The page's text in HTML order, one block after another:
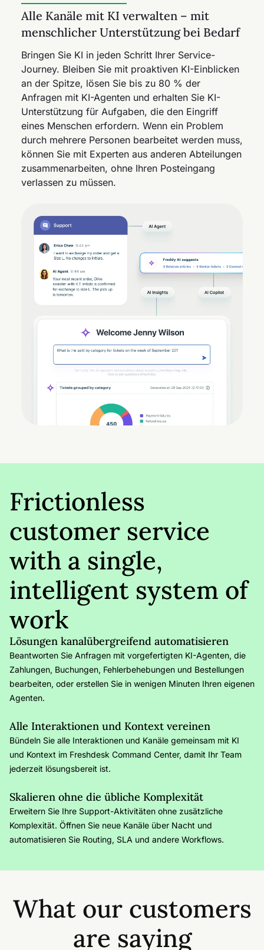
Alle Kanäle mit KI verwalten – mit
menschlicher Unterstützung bei Bedarf
Bringen Sie KI in jeden Schritt Ihrer Service-
Journey. Bleiben Sie mit proaktiven KI-Einblicken
an der Spitze, lösen Sie bis zu 80 % der
Anfragen mit KI-Agenten und erhalten Sie KI-
Unterstützung für Aufgaben, die den Eingriff
eines Menschen erfordern. Wenn ein Problem
durch mehrere Personen bearbeitet werden muss,
können Sie mit Experten aus anderen Abteilungen
zusammenarbeiten, ohne Ihren Posteingang
verlassen zu müssen.
Kontext behalten, wenn Kunden den
Kanal wechseln
Behalten Sie den Kontext mithilfe von KI-
Zusammenfassungen und Interaktionsverläufen,
damit Kunden sich nie wiederholen müssen.
Erhalten Sie zusätzliche Einblicke aus
Abrechnungs-, CRM- und Analyse-Apps, um bei
der Problemlösung auf das vollständige
Kundenprofil zuzugreifen.
Neue Kanäle mühelos öffnen und
skalieren
Aktivieren Sie neue Kanäle einfach und richten
Sie kanalspezifische KI-Agenten, SLA und
Automatisierungen mit herausragender Flexibilität
ein. Legen Sie Regeln fest, die Anfragen neu
zuweisen, automatisch antworten und eskalieren.
Verfolgen Sie wichtige Kennzahlen wie CSAT,
Lösungen bei Erstkontakt und
Konversationstrends nach Kanal. Erkennen Sie
Engpässe, überwachen Sie die Teamleistung und
setzen Sie Analysen in Maßnahmen um.
Frictionless
customer service
with a single,
intelligent system of
work
Lösungen kanalübergreifend automatisieren
Beantworten Sie Anfragen mit vorgefertigten KI-Agenten, die
Zahlungen, Buchungen, Fehlerbehebungen und Bestellungen
bearbeiten, oder erstellen Sie in wenigen Minuten Ihren eigenen
Agenten.
Alle Interaktionen und Kontext vereinen
Bündeln Sie alle Interaktionen und Kanäle gemeinsam mit KI
und Kontext im Freshdesk Command Center, damit Ihr Team
jederzeit lösungsbereit ist.
Skalieren ohne die übliche Komplexität
Erweitern Sie Ihre Support-Aktivitäten ohne zusätzliche
Komplexität. Öffnen Sie neue Kanäle über Nacht und
automatisieren Sie Routing, SLA und andere Workflows.
What our customers
are saying